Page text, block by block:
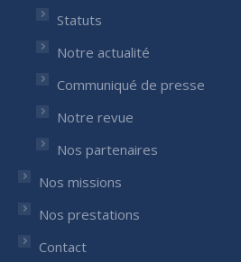
Statuts
Notre actualité
Communiqué de presse
Notre revue
Nos partenaires
Nos missions
Nos prestations
Contact